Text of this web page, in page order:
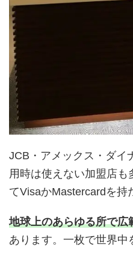
JCB・アメックス・ダイ
用時は使えない加盟店も
てVisaかMastercardを持
地球上のあらゆる所で広
あります。一枚で世界中